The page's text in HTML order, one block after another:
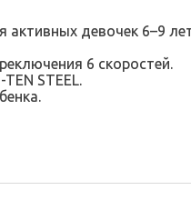
девочек 6–9
6 скоростей.
STEEL.